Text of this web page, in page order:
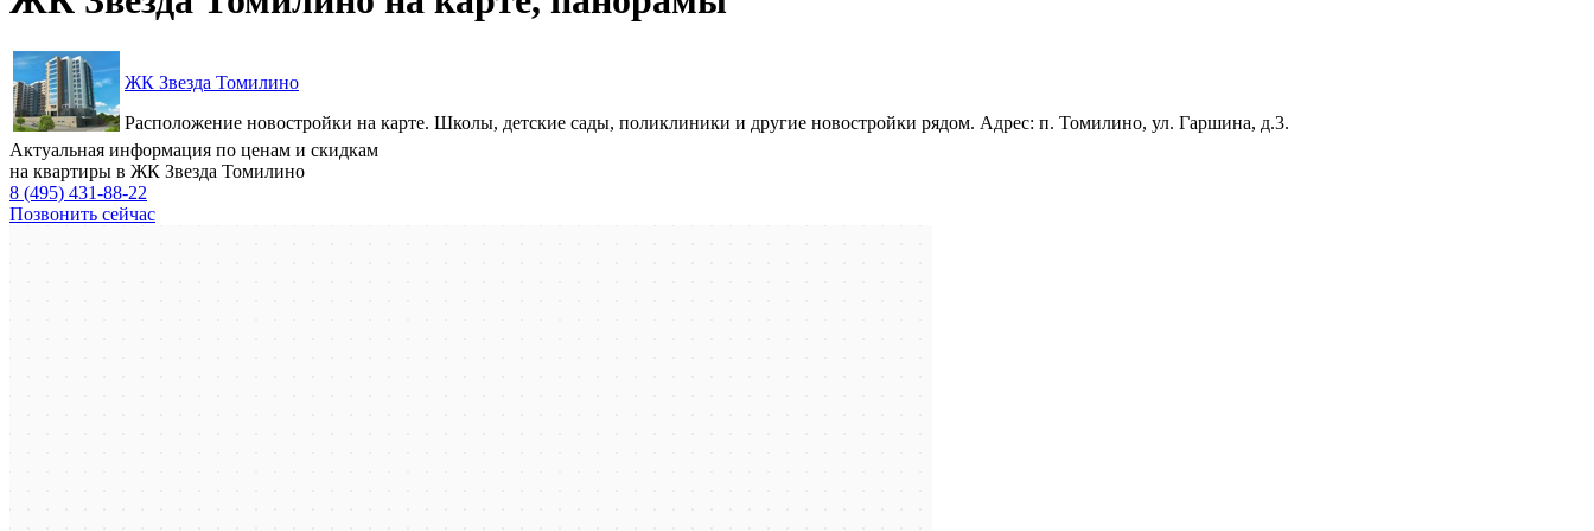
ЖК Звезда Томилино
Расположение новостройки на карте. Школы, детские сады, поликлиники и другие новостройки рядом. Адрес: п. Томилино, ул. Гаршина, д.3.
Актуальная информация по ценам и скидкам
на квартиры в ЖК Звезда Томилино
8 (495) 431-88-22
Позвонить сейчас